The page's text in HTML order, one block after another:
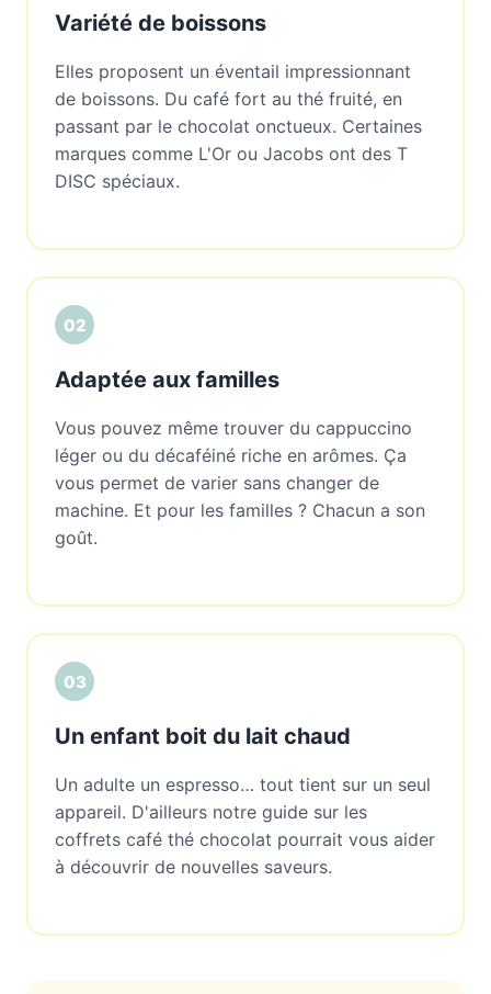
Variété de boissons
Elles proposent un éventail impressionnant
de boissons. Du café fort au thé fruité, en
passant par le chocolat onctueux. Certaines
marques comme L'Or ou Jacobs ont des T
DISC spéciaux.
02
Adaptée aux familles
Vous pouvez même trouver du cappuccino
léger ou du décaféiné riche en arômes. Ça
vous permet de varier sans changer de
machine. Et pour les familles ? Chacun a son
goût.
03
Un enfant boit du lait chaud
Un adulte un espresso… tout tient sur un seul
appareil. D'ailleurs notre guide sur les
coffrets café thé chocolat pourrait vous aider
à découvrir de nouvelles saveurs.